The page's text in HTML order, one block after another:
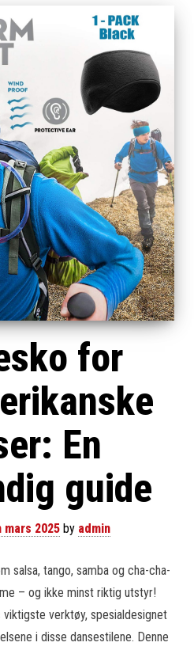
for
En
guide
mars 2025 by admin
salsa, tango, samba og cha-cha-
– og ikke minst riktig utstyr!
viktigste verktøy, spesialdesignet
i disse dansestilene. Denne